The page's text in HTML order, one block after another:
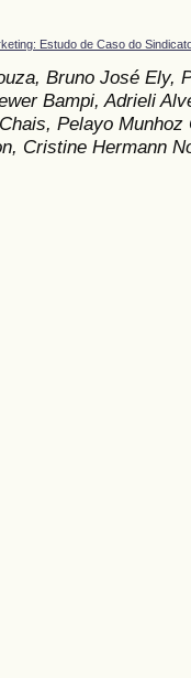
Estudo de Caso do
Bruno José Ely,
Bampi, Adrieli
Pelayo Munhoz
Cristine Hermann